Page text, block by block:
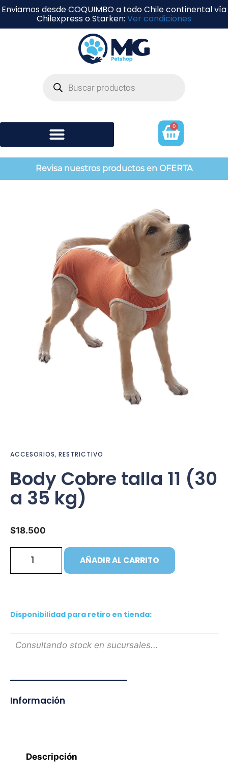
Enviamos desde COQUIMBO a todo Chile continental vía
Chilexpress o Starken: Ver condiciones
0
Revisa nuestros productos en OFERTA
ACCESORIOS, RESTRICTIVO
Body Cobre talla 11 (30
a 35 kg)
$18.500
AÑADIR AL CARRITO
Disponibilidad para retiro en tienda:
Consultando stock en sucursales...
Información
Descripción